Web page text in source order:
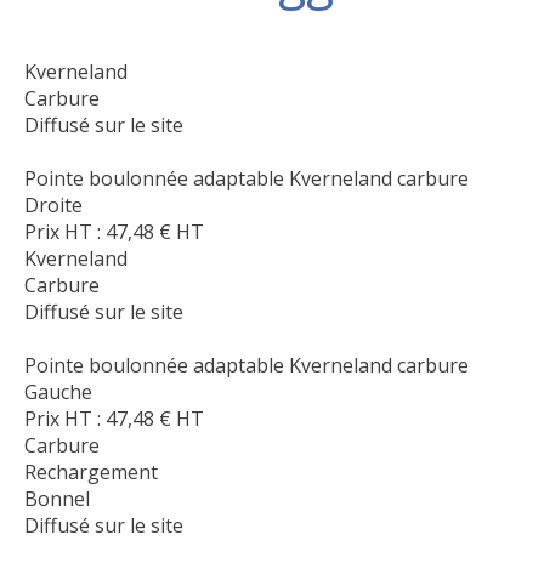
Kverneland
Carbure
Diffusé sur le site
Pointe boulonnée adaptable Kverneland carbure
Droite
Prix HT : 47,48 € HT
Kverneland
Carbure
Diffusé sur le site
Pointe boulonnée adaptable Kverneland carbure
Gauche
Prix HT : 47,48 € HT
Carbure
Rechargement
Bonnel
Diffusé sur le site